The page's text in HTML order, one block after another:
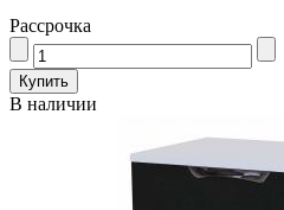
Рассрочка
В наличии